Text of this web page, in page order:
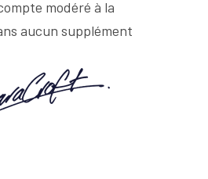
modéré à la
aucun supplément